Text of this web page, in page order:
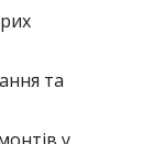
та